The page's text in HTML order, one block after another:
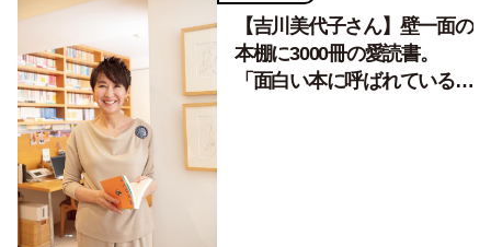
【吉川美代子さん】壁一面の
本棚に3000冊の愛読書。
「面白い本に呼ばれている気